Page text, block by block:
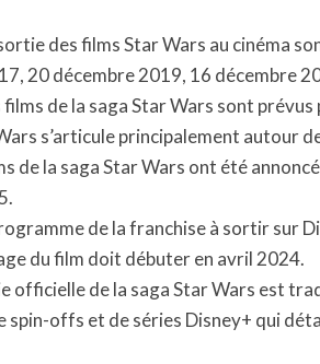
des films Star Wars au cinéma
20 décembre 2019, 16 décembre
films de la saga Star Wars sont
s’articule principalement autour
de la saga Star Wars ont été
de la franchise à sortir sur
du film doit débuter en avril 2024.
officielle de la saga Star Wars est
spin-offs et de séries Disney+ qui